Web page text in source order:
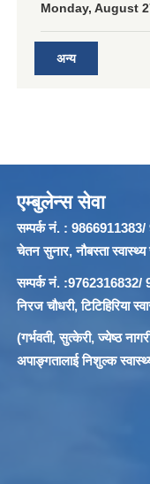
Monday, August
अन्य
एम्बुलेन्स सेवा
सम्पर्क नं. :
चेतन सुनार, नौबस्ता स्वास्थ्य
सम्पर्क नं. :9762316832/
निरज चौधरी, टिटिहिरिया
(गर्भवती, सुत्केरी, ज्येष्ठ
अपाङ्गतालाई निशुल्क